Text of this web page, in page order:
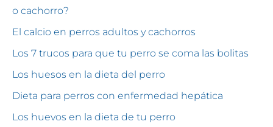
o cachorro?
El calcio en perros adultos y cachorros
Los 7 trucos para que tu perro se coma las bolitas
Los huesos en la dieta del perro
Dieta para perros con enfermedad hepática
Los huevos en la dieta de tu perro